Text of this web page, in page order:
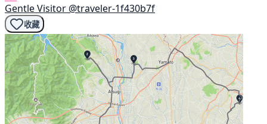
Gentle Visitor @traveler-1f430b7f
收藏